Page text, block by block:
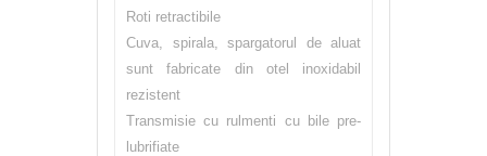
Roti retractibile
Cuva, spirala, spargatorul de aluat
sunt fabricate din otel inoxidabil
rezistent
Transmisie cu rulmenti cu bile pre-
lubrifiate